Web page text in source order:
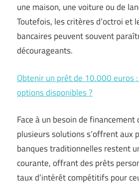
une maison, une voiture ou de
Toutefois, les critères d’octroi et
bancaires peuvent souvent
décourageants.
Obtenir un prêt de 10.000 euros
options disponibles ?
Face à un besoin de
plusieurs solutions s’offrent aux
banques traditionnelles restent
courante, offrant des prêts
taux d’intérêt compétitifs pour